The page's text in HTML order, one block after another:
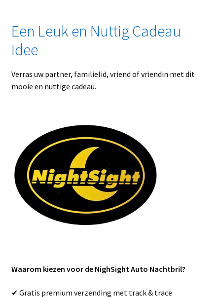
Een Leuk en Nuttig Cadeau
Idee
Verras uw partner, familielid, vriend of vriendin met dit
mooie en nuttige cadeau.
Waarom kiezen voor de NighSight Auto Nachtbril?
✔ Gratis premium verzending met track & trace